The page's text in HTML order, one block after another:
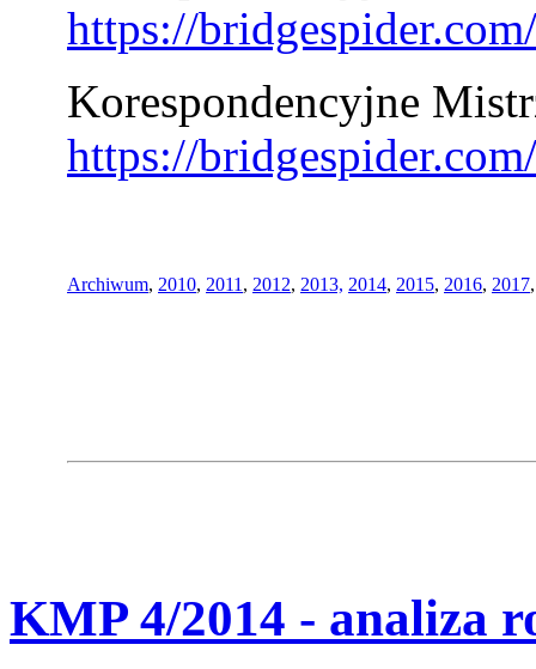
https://
Korespondencyjne
https://
Archiwum, 2010, 2011 , 2012, 2013, 2014, 2015, 2016, 2017
KMP 4/2014 - analiza